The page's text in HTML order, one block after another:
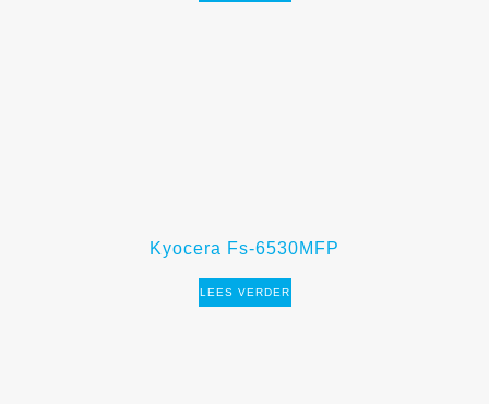
Kyocera Fs-6530MFP
LEES VERDER